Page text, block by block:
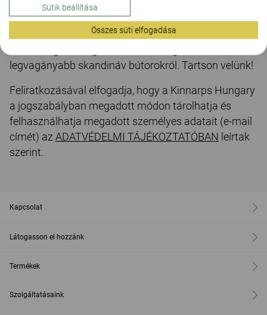
Havonta egy összefoglaló levelet küldünk a
legfrissebb rodatrendekről, legújabb inspiráló
munkáinkról, a hatékony és egészséges
legvagányabb skandináv bútorokról. Tartson velünk!
Feliratkozásával elfogadja, hogy a Kinnarps Hungary
a jogszabályban megadott módon tárolhatja és
felhasználhatja megadott személyes adatait (e-mail
címét) azADATVÉDELMI TÁJÉKOZTATÓBAN leírtak
szerint.
Kapcsolat
Látogasson el hozzánk
Termékek
Szolgáltatásaink
Sütik beállítása
Összes süti elfogadása